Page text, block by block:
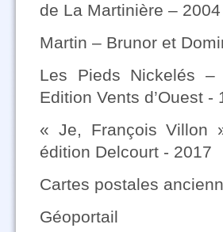
de La Martinière – 2004
Martin – Brunor et
Les Pieds Nickelés
Edition Vents d’Ouest -
« Je, François Villon
édition Delcourt - 2017
Cartes postales
Géoportail